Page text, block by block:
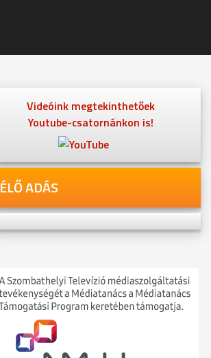
Videóink megtekinthetőek
Youtube-csatornánkon is!
ÉLŐ ADÁS